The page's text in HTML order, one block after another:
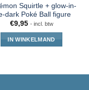
Squirtle + glow-in-
dark Poké Ball figure
€9,95 - incl. btw
IN WINKELMAND